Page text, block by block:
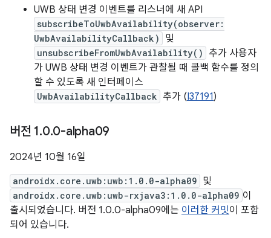
UWB 상태 변경 이벤트를 리스너에 새 API
subscribeToUwbAvailability(observer:
UwbAvailabilityCallback)
및
unsubscribeFromUwbAvailability()
추가 사용자
가 UWB 상태 변경 이벤트가 관찰될 때 콜백 함수를 정의
할 수 있도록 새 인터페이스
UwbAvailabilityCallback 추가 (I37191)
버전 1.0.0-alpha09
2024년 10월 16일
androidx.core.uwb:uwb:1.0.0-alpha09 및
androidx.core.uwb:uwb-rxjava3:1.0.0-alpha09 이
출시되었습니다. 버전 1.0.0-alpha09에는 이러한 커밋이 포함
되어 있습니다.